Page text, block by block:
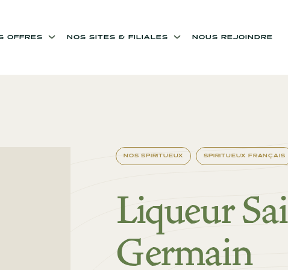
OFFRES NOS SITES & FILIALES NOUS REJOINDRE
NOS SPIRITUEUX SPIRITUEUX FRANÇAIS
Liqueur
Germain